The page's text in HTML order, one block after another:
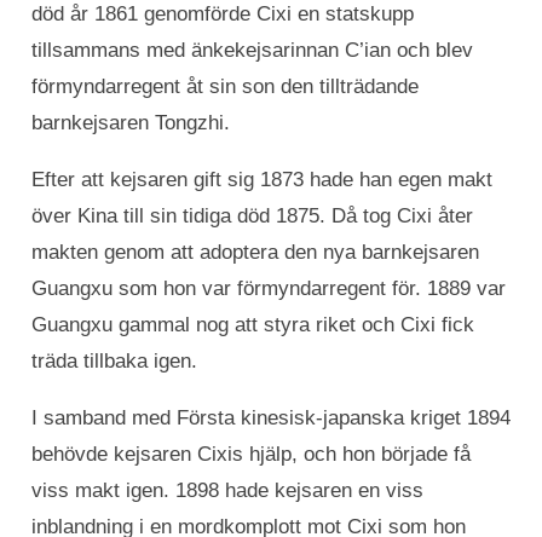
död år 1861 genomförde Cixi en statskupp
tillsammans med änkekejsarinnan C’ian och blev
förmyndarregent åt sin son den tillträdande
barnkejsaren Tongzhi.
Efter att kejsaren gift sig 1873 hade han egen makt
över Kina till sin tidiga död 1875. Då tog Cixi åter
makten genom att adoptera den nya barnkejsaren
Guangxu som hon var förmyndarregent för. 1889 var
Guangxu gammal nog att styra riket och Cixi fick
träda tillbaka igen.
I samband med Första kinesisk-japanska kriget 1894
behövde kejsaren Cixis hjälp, och hon började få
viss makt igen. 1898 hade kejsaren en viss
inblandning i en mordkomplott mot Cixi som hon